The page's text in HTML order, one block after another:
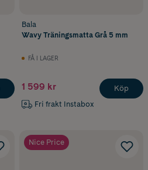
Bala
Wavy Träningsmatta Grå 5 mm
FÅ I LAGER
1 599 kr
Fri frakt Instabox
Köp
Nice Price